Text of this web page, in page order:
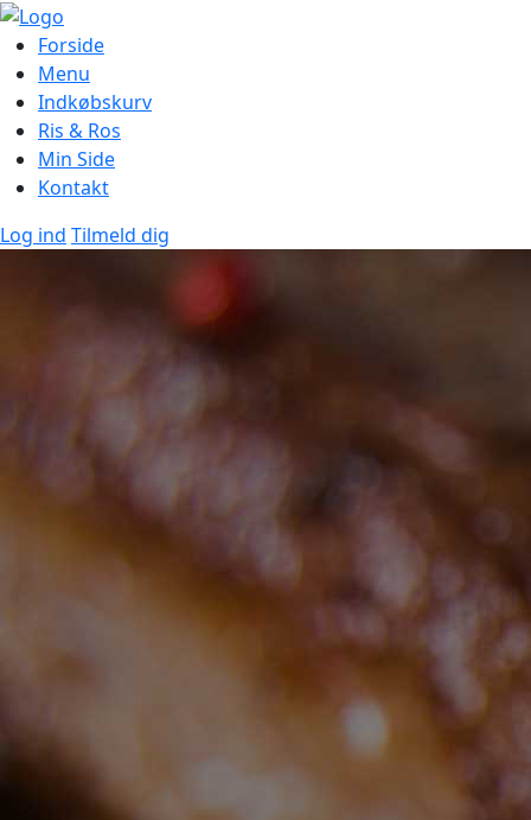
Forside
Menu
Indkøbskurv
Ris & Ros
Min Side
Kontakt
Log ind Tilmeld dig